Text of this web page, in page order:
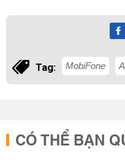
Tag: MobiFone
CÓ THỂ BẠN